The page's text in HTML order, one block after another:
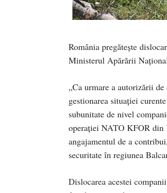
România pregătește
Ministerul Apărării
„Ca urmare a autorizării
gestionarea situației
subunitate de nivel
operației NATO KFOR din
angajamentul de a
securitate în regiunea
Dislocarea acestei